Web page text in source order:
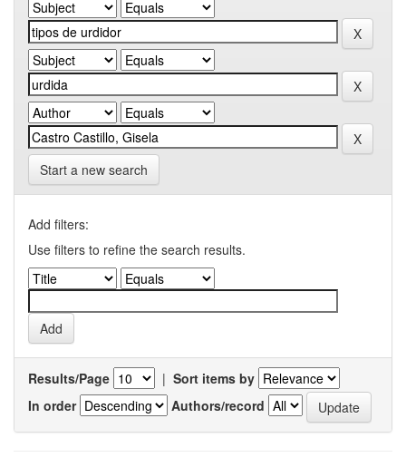
Start a new search
Add filters:
Use filters to refine the search results.
Results/Page | Sort items by
In order
Authors/record